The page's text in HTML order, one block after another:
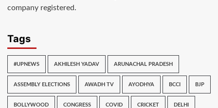
company registered.
Tags
#UPNEWS AKHILESH YADAV ARUNACHAL PRADESH
ASSEMBLY ELECTIONS AWADH TV AYODHYA BCCI BJP
BOLLYWOOD CONGRESS COVID CRICKET DELHI